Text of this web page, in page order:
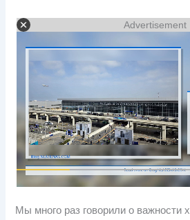
Advertisement
Мы много раз говорили о важности